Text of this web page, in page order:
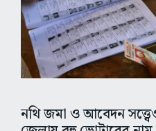
নথি জমা ও আবেদন